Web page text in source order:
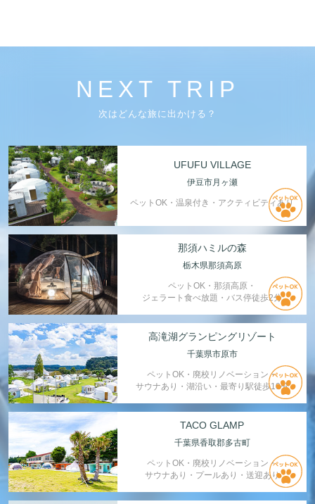
NEXT TRIP
次はどんな旅に出かける？
UFUFU VILLAGE
伊豆市月ヶ瀬
ペットOK・温泉付き・アクティビティあり
那須ハミルの森
栃木県那須高原
ペットOK・那須高原・
ジェラート食べ放題・バス停徒歩2分
高滝湖グランピングリゾート
千葉県市原市
ペットOK・廃校リノベーション・
サウナあり・湖沿い・最寄り駅徒歩10分
TACO GLAMP
千葉県香取郡多古町
ペットOK・廃校リノベーション・
サウナあり・プールあり・送迎あり